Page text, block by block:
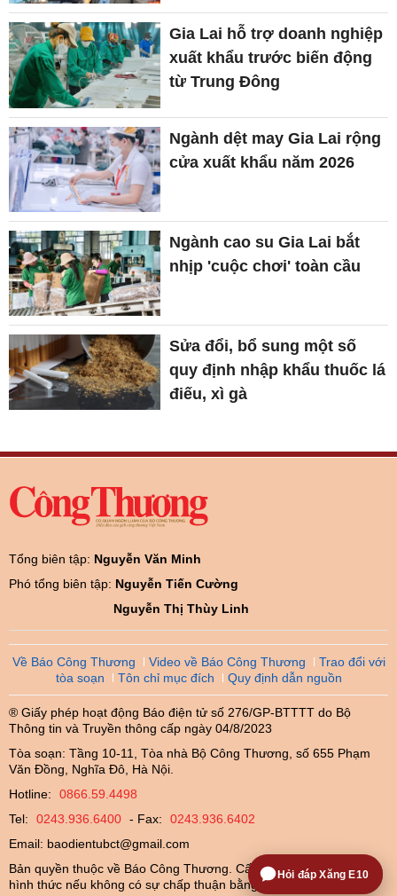
Gia Lai hỗ trợ doanh nghiệp
xuất khẩu trước biến động
từ Trung Đông
Ngành dệt may Gia Lai rộng
cửa xuất khẩu năm 2026
Ngành cao su Gia Lai bắt
nhịp 'cuộc chơi' toàn cầu
Sửa đổi, bổ sung một số
quy định nhập khẩu thuốc lá
điếu, xì gà
Tổng biên tập: Nguyễn Văn Minh
Phó tổng biên tập: Nguyễn Tiến Cường
Nguyễn Thị Thùy Linh
Về Báo Công Thương Video về Báo Công Thương
Trao đổi với
tòa soạn
Tôn chỉ mục đích Quy định dẫn nguồn
® Giấy phép hoạt động Báo điện tử số 276/GP-BTTTT do Bộ
Thông tin và Truyền thông cấp ngày 04/8/2023
Tòa soạn: Tầng 10-11, Tòa nhà Bộ Công Thương, số 655 Phạm
Văn Đồng, Nghĩa Đô, Hà Nội.
Hotline:
0866.59.4498
Tel:
0243.936.6400 - Fax:
0243.936.6402
Email: baodientubct@gmail.com
Bản quyền thuộc về Báo Công Thương. Cấm sao chép dưới mọi
hình thức nếu không có sự chấp thuận bằng văn bản.
Hỏi đáp Xăng E10